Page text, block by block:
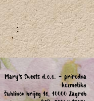
Mary's Sweets d.o.o. - prirodna
kozmetika
Šublinov brijeg 16, 10000 Zagreb